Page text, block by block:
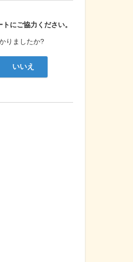
にご協力ください。
りましたか?
いいえ